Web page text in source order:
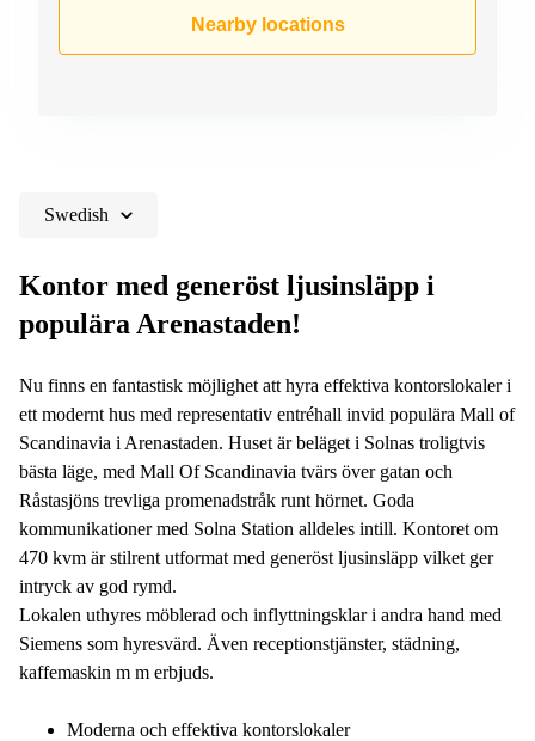
Amsterdam
Commercial
Leases
Commercial
Leases
Istanbul
Saudi
Nearby locations
Swedish
Kontor med generöst ljusinsläpp i
populära Arenastaden!
Nu finns en fantastisk möjlighet att hyra effektiva kontorslokaler i
ett modernt hus med representativ entréhall invid populära Mall of
Scandinavia i Arenastaden. Huset är beläget i Solnas troligtvis
bästa läge, med Mall Of Scandinavia tvärs över gatan och
Råstasjöns trevliga promenadstråk runt hörnet. Goda
kommunikationer med Solna Station alldeles intill. Kontoret om
470 kvm är stilrent utformat med generöst ljusinsläpp vilket ger
intryck av god rymd.
Lokalen uthyres möblerad och inflyttningsklar i andra hand med
Siemens som hyresvärd. Även receptionstjänster, städning,
kaffemaskin m m erbjuds.
Moderna och effektiva kontorslokaler